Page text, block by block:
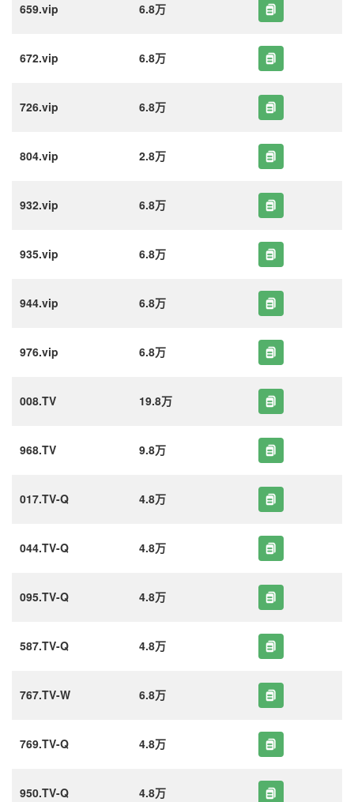
659.vip 6.8万
672.vip 6.8万
726.vip 6.8万
804.vip 2.8万
932.vip 6.8万
935.vip 6.8万
944.vip 6.8万
976.vip 6.8万
008.TV 19.8万
968.TV 9.8万
017.TV-Q 4.8万
044.TV-Q 4.8万
095.TV-Q 4.8万
587.TV-Q 4.8万
767.TV-W 6.8万
769.TV-Q 4.8万
950.TV-Q 4.8万